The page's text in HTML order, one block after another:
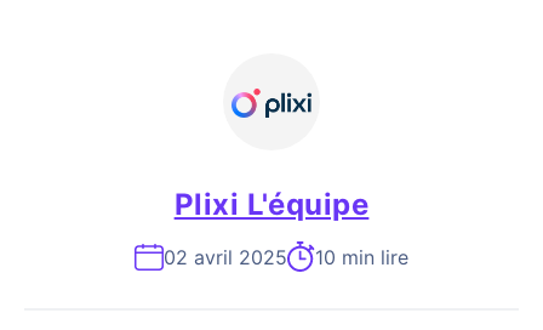
Plixi L'équipe
02 avril 2025 10 min lire